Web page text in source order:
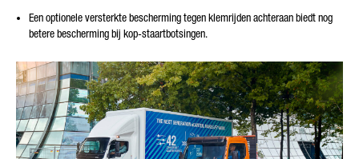
Een optionele versterkte bescherming tegen klemrijden achteraan biedt nog
betere bescherming bij kop-staartbotsingen.